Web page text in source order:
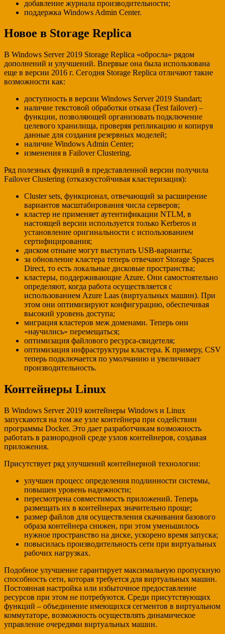
добавление журнала производительности;
поддержка Windows Admin Center.
Новое в Storage Replica
В Windows Server 2019 Storage Replica «обросла» рядом
дополнений и улучшений. Впервые она была использована
еще в версии 2016 г. Сегодня Storage Replica отличают такие
возможности как:
доступность в версии Windows Server 2019 Standart;
наличие текстовой обработки отказа (Test failover) –
функции, позволяющей организовать подключение
целевого хранилища, проверяя репликацию и копируя
данные для создания резервных моделей;
наличие Windows Admin Center;
изменения в Failover Clustering.
Ряд полезных функций в представленной версии получила
Failover Clustering (отказоустойчивая кластеризация):
Cluster sets, функционал, отвечающий за расширение
вариантов масштабирования числа серверов;
кластер не применяет аутентификации NTLM, в
настоящей версии используется только Kerberos и
установление оригинальности с использованием
сертифицирования;
диском отныне могут выступать USB-варианты;
за обновление кластера теперь отвечают Storage Spaces
Direct, то есть локальные дисковые пространства;
кластеры, поддерживающие Azure. Они самостоятельно
определяют, когда работа осуществляется с
использованием Azure Laas (виртуальных машин). При
этом они оптимизируют конфигурацию, обеспечивая
высокий уровень доступа;
миграция кластеров меж доменами. Теперь они
«научились» перемещаться;
оптимизация файлового ресурса-свидетеля;
оптимизация инфраструктуры кластера. К примеру, CSV
теперь подключается по умолчанию и увеличивает
производительность.
Контейнеры Linux
В Windows Server 2019 контейнеры Windows и Linux
запускаются на том же узле контейнера при содействии
программы Docker. Это дает разработчикам возможность
работать в разнородной среде узлов контейнеров, создавая
приложения.
Присутствует ряд улучшений контейнерной технологии:
улучшен процесс определения подлинности системы,
повышен уровень надежности;
пересмотрена совместимость приложений. Теперь
размещать их в контейнерах значительно проще;
размер файлов для осуществления скачивания базового
образа контейнера снижен, при этом уменьшилось
нужное пространство на диске, ускорено время запуска;
повысилась производительность сети при виртуальных
рабочих нагрузках.
Подобное улучшение гарантирует максимальную пропускную
способность сети, которая требуется для виртуальных машин.
Постоянная настройка или избыточное предоставление
ресурсов при этом не потребуются. Среди присутствующих
функций – объединение имеющихся сегментов в виртуальном
коммутаторе, возможность осуществлять динамическое
управление очередями виртуальных машин.